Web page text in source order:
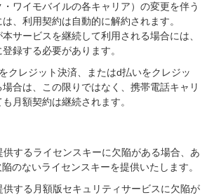
・ワイモバイルの各キャリア）の変更を伴う
、利用契約は自動的に解約されます。
サービスを継続して利用される場合には、
録する必要があります。
クレジット決済、またはd払いをクレジッ
場合は、この限りではなく、携帯電話キャリ
月額契約は継続されます。
するライセンスキーに欠陥がある場合、あ
のないライセンスキーを提供いたします。
供する月額版セキュリティサービスに欠陥が